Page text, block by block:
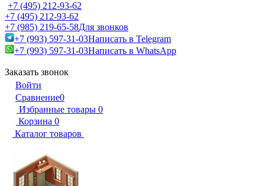
+7 (495) 212-93-62
+7 (495) 212-93-62
+7 (985) 219-65-58Для звонков
+7 (993) 597-31-03Написать в Telegram
+7 (993) 597-31-03Написать в WhatsApp
Заказать звонок
Войти
Сравнение0
Избранные товары 0
Корзина 0
Каталог товаров